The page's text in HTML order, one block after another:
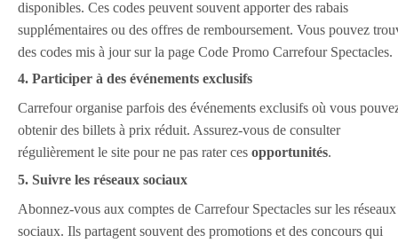
disponibles. Ces codes peuvent souvent apporter des rabais
supplémentaires ou des offres de remboursement. Vous pouvez
des codes mis à jour sur la page Code Promo Carrefour Spectacles.
4. Participer à des événements exclusifs
Carrefour organise parfois des événements exclusifs où vous
obtenir des billets à prix réduit. Assurez-vous de consulter
régulièrement le site pour ne pas rater ces opportunités.
5. Suivre les réseaux sociaux
Abonnez-vous aux comptes de Carrefour Spectacles sur les réseaux
sociaux. Ils partagent souvent des promotions et des concours qui